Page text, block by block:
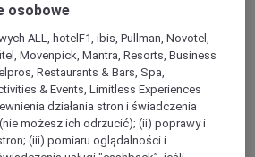
osobowe
ALL, hotelF1, ibis, Pullman, Novotel,
Movenpick, Mantra, Resorts, Business
Restaurants & Bars, Spa,
& Events, Limitless Experiences
działania stron i świadczenia
możesz ich odrzucić); (ii) poprawy i
(iii) pomiaru oglądalności i